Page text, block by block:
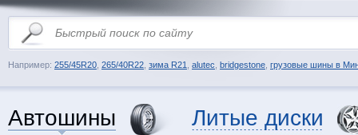
Например: 255/45R20 265/40R22 зима R21 alutec bridgestone грузовые шины в
Автошины Литые диски